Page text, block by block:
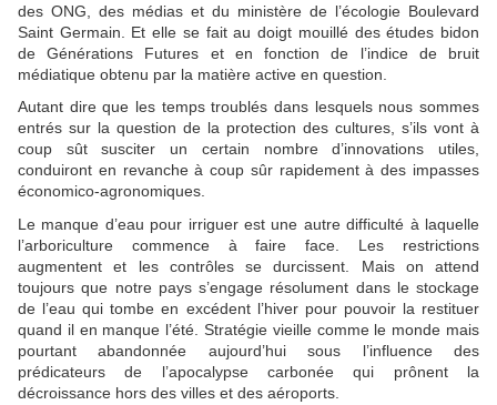
des ONG, des médias et du ministère de l’écologie Boulevard
Saint Germain. Et elle se fait au doigt mouillé des études bidon
de Générations Futures et en fonction de l’indice de bruit
médiatique obtenu par la matière active en question.
Autant dire que les temps troublés dans lesquels nous sommes
entrés sur la question de la protection des cultures, s’ils vont à
coup sût susciter un certain nombre d’innovations utiles,
conduiront en revanche à coup sûr rapidement à des impasses
économico-agronomiques.
Le manque d’eau pour irriguer est une autre difficulté à laquelle
l’arboriculture commence à faire face. Les restrictions
augmentent et les contrôles se durcissent. Mais on attend
toujours que notre pays s’engage résolument dans le stockage
de l’eau qui tombe en excédent l’hiver pour pouvoir la restituer
quand il en manque l’été. Stratégie vieille comme le monde mais
pourtant abandonnée aujourd’hui sous l’influence des
prédicateurs de l’apocalypse carbonée qui prônent la
décroissance hors des villes et des aéroports.